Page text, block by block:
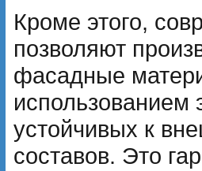
Кроме этого,
позволяют
фасадные
использованием
устойчивых к
составов. Это